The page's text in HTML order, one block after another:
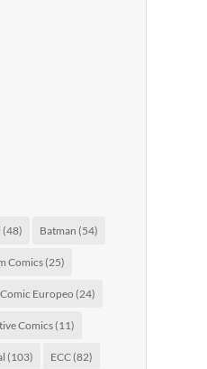
(48) Batman (54)
Comics(25)
Comic Europeo (24)
Comics(11)
(103) ECC(82)